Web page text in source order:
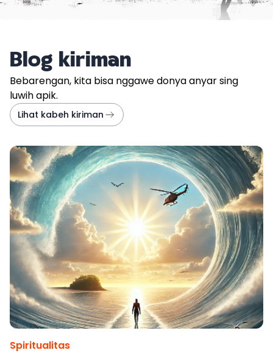
Blog kiriman
Bebarengan, kita bisa nggawe donya anyar sing
luwih apik.
Lihat kabeh kiriman
Spiritualitas